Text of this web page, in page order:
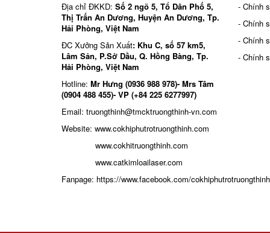
Địa chỉ ĐKKD: Số 2 ngõ 5, Tổ Dân Phố 5,
Thị Trấn An Dương, Huyện An Dương, Tp.
Hải Phòng, Việt Nam
ĐC Xưởng Sản Xuất: Khu C, số 57 km5,
Lâm Sản, P.Sở Dầu, Q. Hồng Bàng, Tp.
Hải Phòng, Việt Nam
Hotline: Mr Hưng (0936 988 978)- Mrs Tâm
(0904 488 455)- VP (+84 225 6277997)
Email: truongthinh@tmcktruongthinh-vn.com
Website: www.cokhiphutrotruongthinh.com
www.cokhitruongthinh.com
www.catkimloailaser.com
Fanpage: https://www.facebook.com/cokhiphutrotruongthinh
- Chính
- Chính
- Chính
- Chính